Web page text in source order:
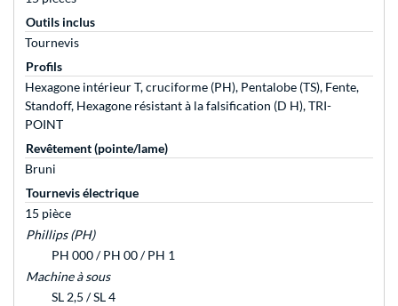
Outils inclus
Tournevis
Profils
Hexagone intérieur T, cruciforme (PH), Pentalobe (TS), Fente,
Standoff, Hexagone résistant à la falsification (D H), TRI-
POINT
Revêtement (pointe/lame)
Bruni
Tournevis électrique
15 pièce
Phillips (PH)
PH 000 / PH 00 / PH 1
Machine à sous
SL 2,5 / SL 4